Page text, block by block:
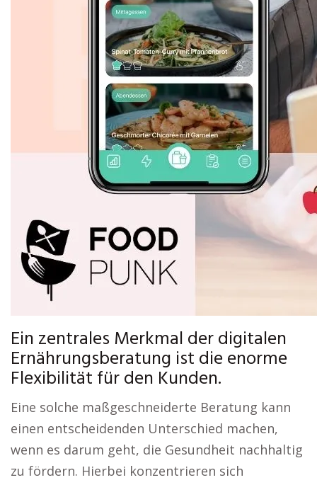
Ein zentrales Merkmal der digitalen
Ernährungsberatung ist die enorme
Flexibilität für den Kunden.
Eine solche maßgeschneiderte Beratung kann
einen entscheidenden Unterschied machen,
wenn es darum geht, die Gesundheit nachhaltig
zu fördern. Hierbei konzentrieren sich